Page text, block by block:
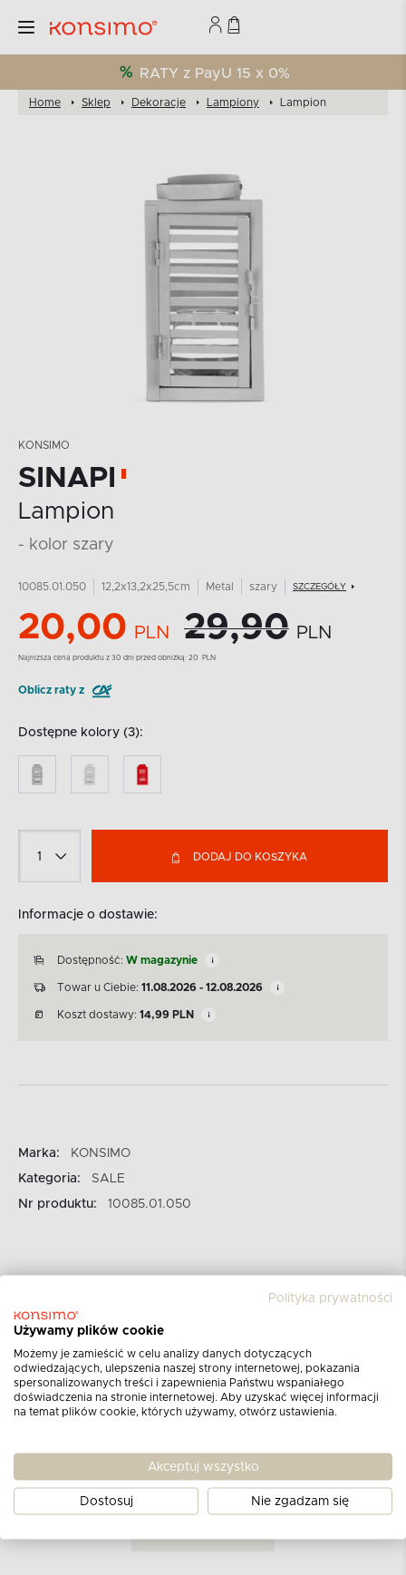
RATY z PayU 15 x 0%
Home Sklep Dekoracje Lampiony Lampion
KONSIMO
SINAPI
Lampion
- kolor szary
10085.01.050 12,2x13,2x25,5cm Metal szary SZCZEGÓŁY
20,00 PLN 29,90 PLN
Najnizsza cena produktu z 30 dni przed obniżką: 20 PLN
Oblicz raty z
Dostępne kolory (3):
DODAJ DO KOSZYKA
Informacje o dostawie:
Dostępność: W magazynie
Towar u Ciebie: 11.08.2026 - 12.08.2026
Koszt dostawy: 14,99 PLN
Marka:
KONSIMO
Kategoria:
SALE
Nr produktu:
10085.01.050
Opinie klientów
dla produktuLampion
szary
Aktualnie nie ma żadnych opinii.Może chcesz
napisać pierwszą?
Polityka prywatności
Używamy plików cookie
Możemy je zamieścić w celu analizy danych dotyczących
odwiedzających, ulepszenia naszej strony internetowej, pokazania
spersonalizowanych treści i zapewnienia Państwu wspaniałego
doświadczenia na stronie internetowej. Aby uzyskać więcej informacji
na temat plików cookie, których używamy, otwórz ustawienia.
Akceptuj wszystko
Dostosuj Nie zgadzam się